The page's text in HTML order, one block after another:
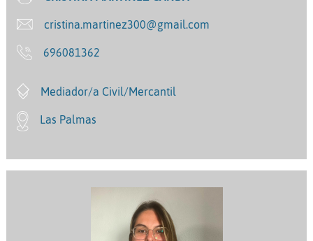
cristina.martinez300@gmail.com
696081362
Mediador/a Civil/Mercantil
Las Palmas